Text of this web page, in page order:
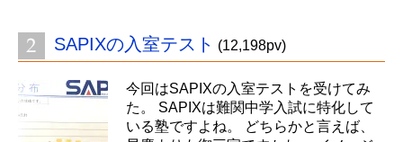
SAPIXの入室テスト (12,198pv)
今回はSAPIXの入室テストを受けてみ
た。 SAPIXは難関中学入試に特化して
いる塾ですよね。 どちらかと言えば、